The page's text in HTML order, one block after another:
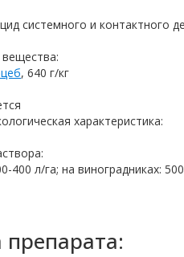
системного и контактного
, 640 г/кг
характеристика:
400 л/га; на виноградниках: